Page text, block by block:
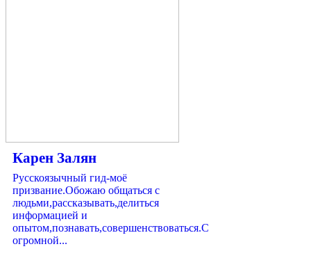
Карен Залян
Русскоязычный гид-моё
призвание.Обожаю общаться с
людьми,рассказывать,делиться
информацией и
опытом,познавать,совершенствоваться.С
огромной...